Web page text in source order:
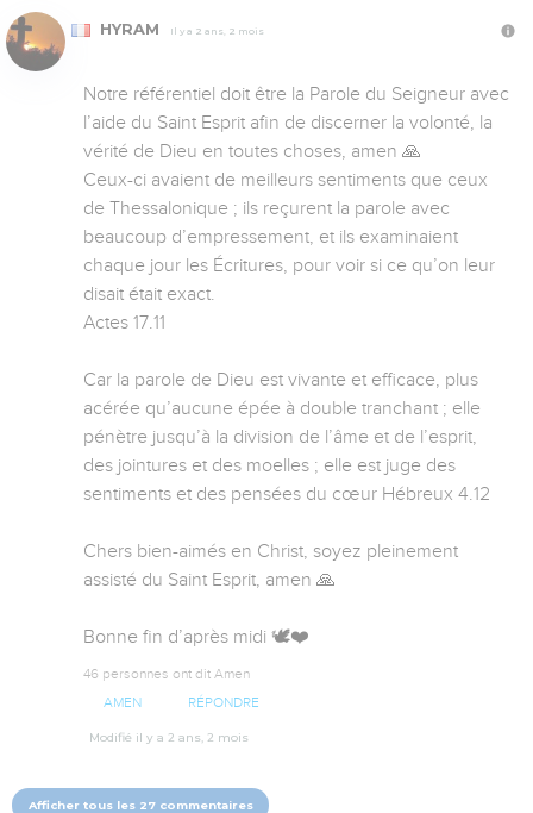
HYRAM Il y a 2 ans, 2 mois
Notre référentiel doit être la Parole du Seigneur avec
l’aide du Saint Esprit afin de discerner la volonté, la
vérité de Dieu en toutes choses, amen 🙏
Ceux-ci avaient de meilleurs sentiments que ceux
de Thessalonique ; ils reçurent la parole avec
beaucoup d’empressement, et ils examinaient
chaque jour les Écritures, pour voir si ce qu’on leur
disait était exact.
Actes 17.11
Car la parole de Dieu est vivante et efficace, plus
acérée qu’aucune épée à double tranchant ; elle
pénètre jusqu’à la division de l’âme et de l’esprit,
des jointures et des moelles ; elle est juge des
sentiments et des pensées du cœur Hébreux 4.12
Chers bien-aimés en Christ, soyez pleinement
assisté du Saint Esprit, amen 🙏
Bonne fin d’après midi 🕊️❤️
46 personnes ont dit Amen
AMEN RÉPONDRE
Modifié il y a 2 ans, 2 mois
Afficher tous les 27 commentaires